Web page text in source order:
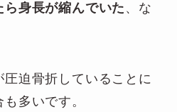
身長が縮んでいた 、な
迫骨折していることに
多いです。